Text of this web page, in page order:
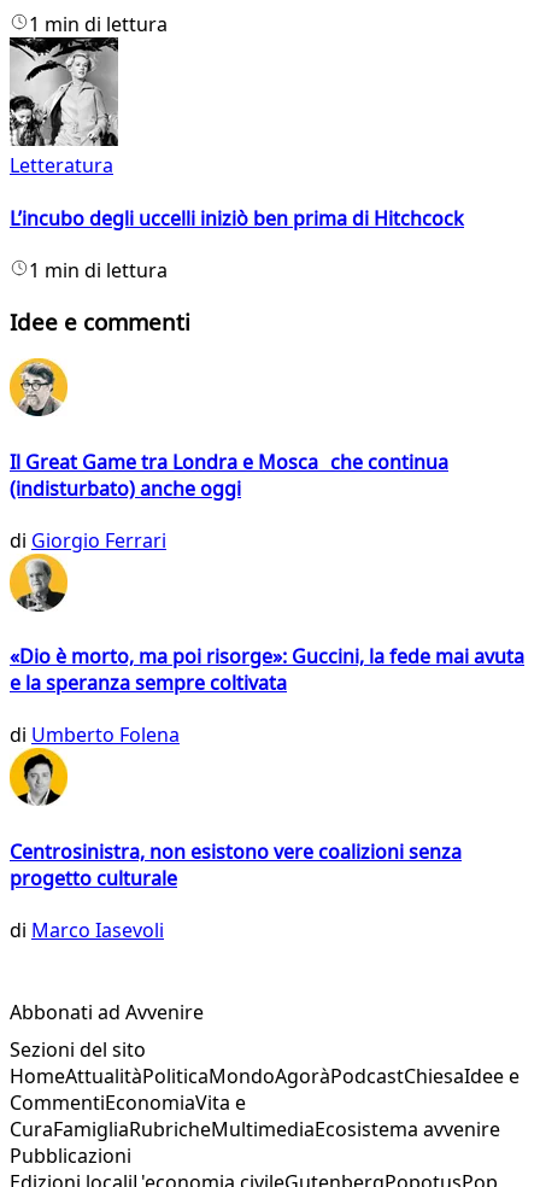
1 min di lettura
Letteratura
L’incubo degli uccelli iniziò ben prima di Hitchcock
1 min di lettura
Idee e commenti
Il Great Game tra Londra e Mosca che continua
(indisturbato) anche oggi
di Giorgio Ferrari
«Dio è morto, ma poi risorge»: Guccini, la fede mai avuta
e la speranza sempre coltivata
di Umberto Folena
Centrosinistra, non esistono vere coalizioni senza
progetto culturale
di Marco Iasevoli
Abbonati ad Avvenire
Sezioni del sito
HomeAttualitàPoliticaMondoAgoràPodcastChiesaIdee e
CommentiEconomiaVita e
CuraFamigliaRubricheMultimediaEcosistema avvenire
Pubblicazioni